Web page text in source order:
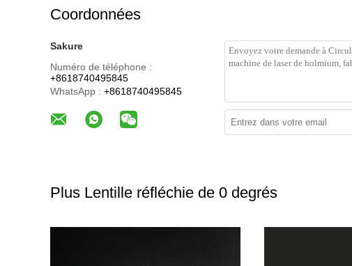
Coordonnées
Sakure
Numéro de téléphone :
+8618740495845
WhatsApp : +8618740495845
Plus Lentille réfléchie de 0 degrés